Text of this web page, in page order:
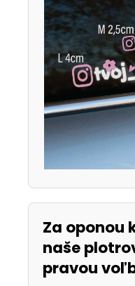
Za oponou
naše
pravou